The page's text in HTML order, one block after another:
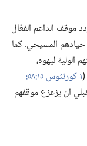
موقف الداعم الفعّال
المسيحي.‏ كما
ليهوه،‏
(‏١ كورنثوس ١٥:‏٥٨؛‏
ان يزعزع موقفهم